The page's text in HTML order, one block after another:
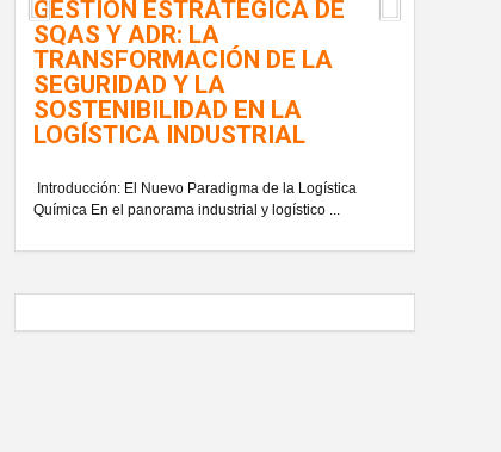
GESTIÓN ESTRATÉGICA DE
SQAS Y ADR: LA
TRANSFORMACIÓN DE LA
SEGURIDAD Y LA
SOSTENIBILIDAD EN LA
LOGÍSTICA INDUSTRIAL
Introducción: El Nuevo Paradigma de la Logística
Química En el panorama industrial y logístico ...
EN LA